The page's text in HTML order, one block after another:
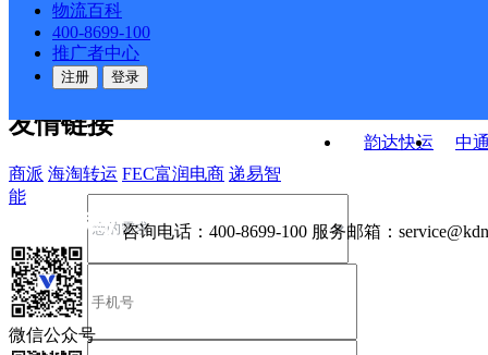
物流百科
400-8699-100
推广者中心
注册 登录
韵达快运
中
公司介绍 企业动态
合作伙伴 快递鸟接口服务协议
户隐私政策
友情链接
商派 海淘转运 FEC富润电商 递易智
能
咨询电话： 400-8699-100 服务邮箱：
微信公众号